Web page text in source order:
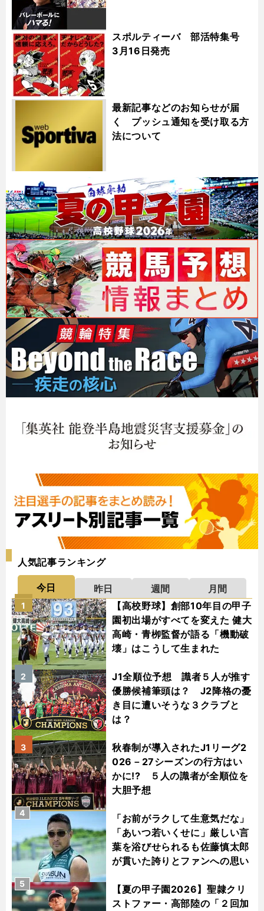
スポルティーバ 部活特集号
3月16日発売
最新記事などのお知らせが届
く プッシュ通知を受け取る方
法について
人気記事ランキング
今日 昨日 週間
月間
【高校野球】創部10年目の甲子
園初出場がすべてを変えた 健大
高崎・青栁監督が語る「機動破
壊」はこうして生まれた
1
J1全順位予想 識者５人が推す
優勝候補筆頭は？ J2降格の憂
き目に遭いそうな３クラブと
は？
2
秋春制が導入されたJ1リーグ2
026－27シーズンの行方はい
かに!? ５人の識者が全順位を
大胆予想
3
「お前がラクして生意気だな」
「あいつ若いくせに」厳しい言
葉を浴びせられるも佐藤慎太郎
が貫いた誇りとファンへの思い
4
【夏の甲子園2026】聖隷クリ
ストファー・高部陸の「２回加
5